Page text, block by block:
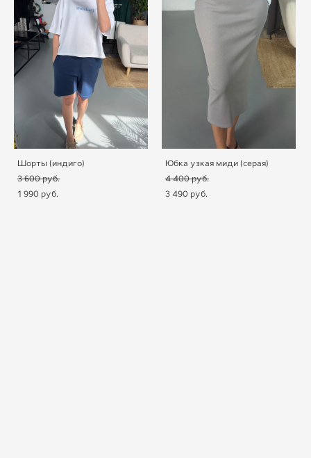
Шорты (индиго)
3 600 pуб.
1 990 pуб.
Юбка узкая миди (серая)
4 400 pуб.
3 490 pуб.